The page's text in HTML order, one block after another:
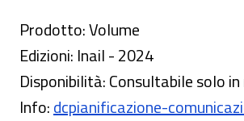
Prodotto: Volume
Edizioni: Inail - 2024
Disponibilità: Consultabile solo
Info:dcpianificazione-